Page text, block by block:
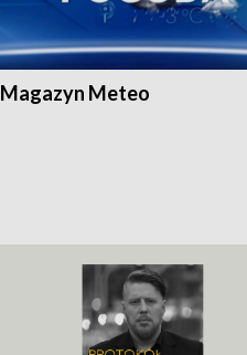
Magazyn Meteo